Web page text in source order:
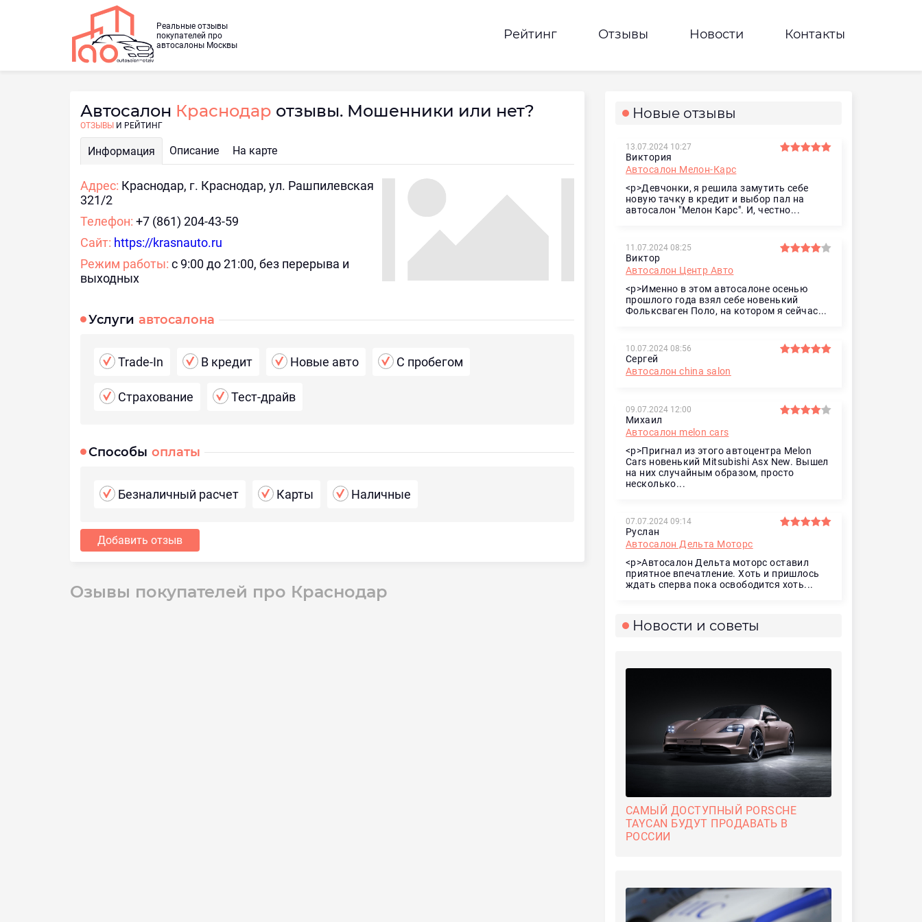
Реальные отзывы
покупателей про
автосалоны Москвы
Рейтинг Отзывы Новости Контакты
Автосалон Краснодар отзывы. Мошенники или нет?
ОТЗЫВЫ И РЕЙТИНГ
Информация Описание На карте
Адрес: Краснодар, г. Краснодар, ул. Рашпилевская
321/2
Телефон: +7 (861) 204-43-59
Сайт: https://krasnauto.ru
Режим работы: с 9:00 до 21:00, без перерыва и
выходных
Услуги автосалона
Trade-In В кредит Новые авто С пробегом
Страхование Тест-драйв
Способы оплаты
Безналичный расчет Карты Наличные
Добавить отзыв
Озывы покупателей про Краснодар
Новые отзывы
13.07.2024 10:27
Виктория
Автосалон Мелон-Карс
<p>Девчонки, я решила замутить себе
новую тачку в кредит и выбор пал на
автосалон "Мелон Карс". И, честно...
11.07.2024 08:25
Виктор
Автосалон Центр Авто
<p>Именно в этом автосалоне осенью
прошлого года взял себе новенький
Фольксваген Поло, на котором я сейчас...
10.07.2024 08:56
Сергей
Автосалон china salon
09.07.2024 12:00
Михаил
Автосалон melon cars
<p>Пригнал из этого автоцентра Melon
Cars новенький Mitsubishi Asx New. Вышел
на них случайным образом, просто
несколько...
07.07.2024 09:14
Руслан
Автосалон Дельта Моторс
<p>Автосалон Дельта моторс оставил
приятное впечатление. Хоть и пришлось
ждать сперва пока освободится хоть...
Новости и советы
САМЫЙ ДОСТУПНЫЙ PORSCHE
TAYCAN БУДУТ ПРОДАВАТЬ В
РОССИИ